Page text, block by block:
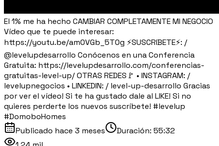
El 1% me ha hecho CAMBIAR COMPLETAMENTE MI NEGOCIO
Vídeo que te puede interesar:
https://youtu.be/am0VGb_5T0g ⚡SUSCRIBETE⚡: /
@levelupdesarrollo Conócenos en una Conferencia
Gratuita: https://levelupdesarrollo.com/conferencias-
gratuitas-level-up/ OTRAS REDES🚩 • INSTAGRAM: /
levelupnegocios • LINKEDIN: / level-up-desarrollo Gracias
por ver el vídeo! Si te ha gustado dale al LIKE! Si no
quieres perderte los nuevos suscríbete! #levelup
#DomoboHomes
Publicado hace 3 meses Duración: 55:32